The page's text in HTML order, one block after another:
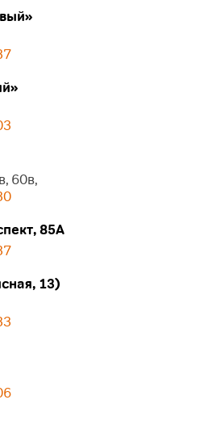
60в,
85А
13)